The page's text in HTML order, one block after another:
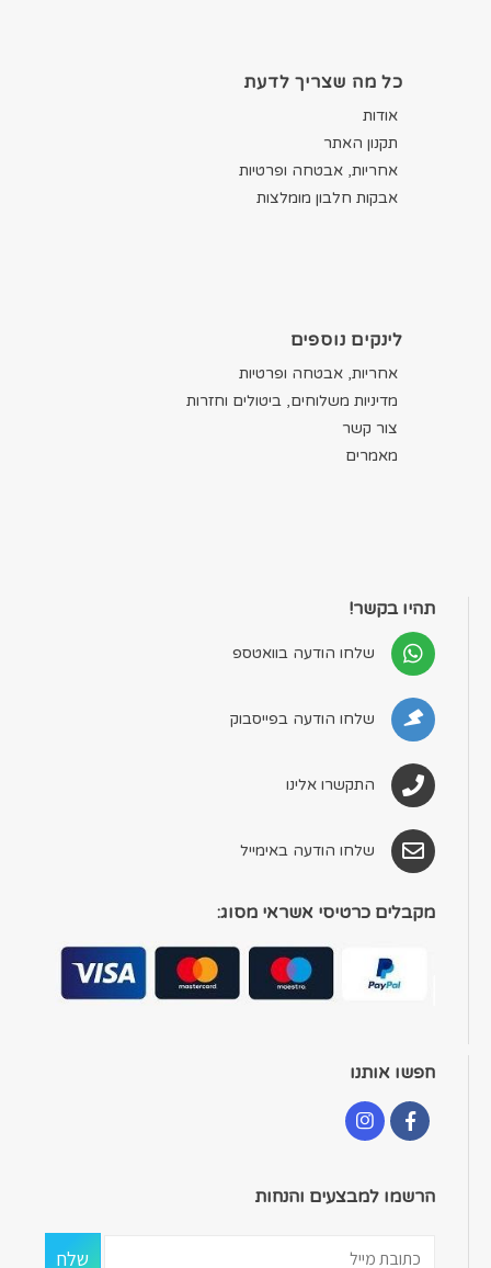
כל מה שצריך לדעת
אודות
תקנון האתר
אחריות, אבטחה ופרטיות
אבקות חלבון מומלצות
לינקים נוספים
אחריות, אבטחה ופרטיות
מדיניות משלוחים, ביטולים וחזרות
צור קשר
מאמרים
תהיו בקשר!
שלחו הודעה בוואטספ
שלחו הודעה בפייסבוק
התקשרו אלינו
שלחו הודעה באימייל
מקבלים כרטיסי אשראי מסוג:
חפשו אותנו
הרשמו למבצעים והנחות